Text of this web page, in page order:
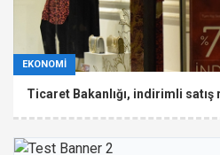
EKONOMİ
Ticaret Bakanlığı, indirimli satış